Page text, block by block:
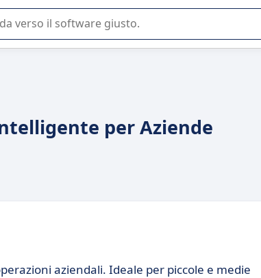
di un software SaaS per la vostra azienda.
per Aziende
aziendali. Ideale per piccole e medie